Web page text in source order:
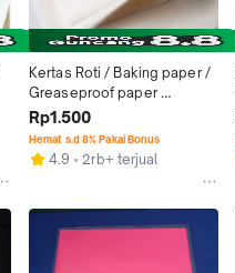
Kertas Roti / Baking paper /
Greaseproof paper
75x100cm I 32gr
Rp1.500
Hemat s.d 8% Pakai Bonus
4.9 2rb+ terjual